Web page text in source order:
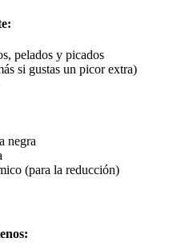
pelados y picados
si gustas un picor extra)
negra
(para la reducción)